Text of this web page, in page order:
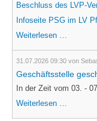
Beschluss des LVP-
Infoseite PSG im LV
Weiterlesen …
Gewalt
/
PSG
31.07.2026 09:30von
Geschäftsstelle
In der Zeit vom 03. -
Weiterlesen …